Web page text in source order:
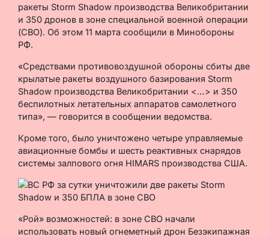
ракеты Storm Shadow производства Великобритании
и 350 дронов в зоне специальной военной операции
(СВО). Об этом 11 марта сообщили в Минобороны
РФ.
«Средствами противовоздушной обороны сбиты две
крылатые ракеты воздушного базирования Storm
Shadow производства Великобритании <…> и 350
беспилотных летательных аппаратов самолетного
типа», — говорится в сообщении ведомства.
Кроме того, было уничтожено четыре управляемые
авиационные бомбы и шесть реактивных снарядов
системы залпового огня HIMARS производства США.
«Рой» возможностей: в зоне СВО начали
использовать новый огнеметный дрон Безэкипажная